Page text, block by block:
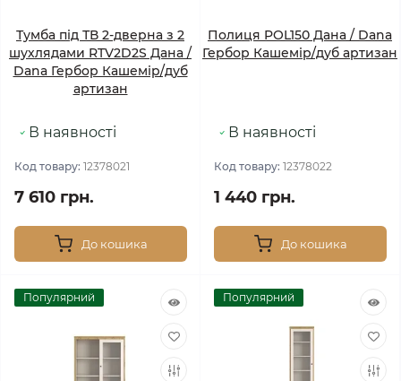
Тумба під ТВ 2-дверна з 2
шухлядами RTV2D2S Дана /
Dana Гербор Кашемір/дуб
артизан
В наявності
Код товару: 12378021
7 610 грн.
До кошика
Полиця POL150 Дана / Dana
Гербор Кашемір/дуб артизан
В наявності
Код товару: 12378022
1 440 грн.
До кошика
Популярний Популярний